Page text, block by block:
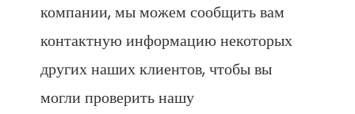
компании, мы можем сообщить вам
контактную информацию некоторых
других наших клиентов, чтобы вы
могли проверить нашу